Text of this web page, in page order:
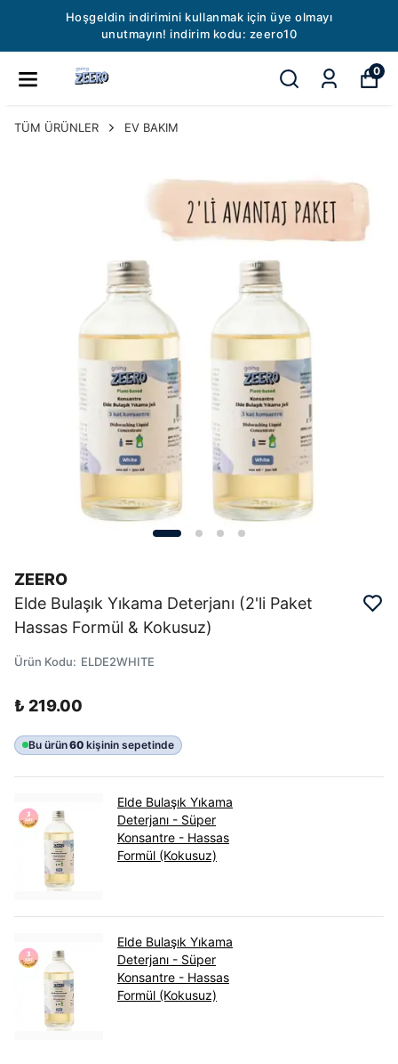
Hoşgeldin indirimini kullanmak için üye olmayı
unutmayın! indirim kodu: zeero10
0
TÜM ÜRÜNLER EV BAKIM
ZEERO
Elde Bulaşık Yıkama Deterjanı (2'li Paket
Hassas Formül & Kokusuz)
Ürün Kodu: ELDE2WHITE
₺ 219.00
Bu ürün60 kişinin sepetinde
Elde Bulaşık Yıkama
Deterjanı - Süper
Konsantre - Hassas
Formül (Kokusuz)
Elde Bulaşık Yıkama
Deterjanı - Süper
Konsantre - Hassas
Formül (Kokusuz)